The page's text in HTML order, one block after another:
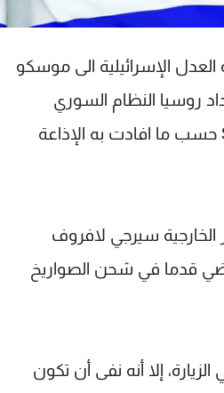
العدل الإسرائيلية الى موسكو
روسيا النظام السوري
بصواريخ من طراز S-300 حسب ما افادت به الإذاعة
الخارجية سيرجي لافروف
قدما في شحن الصواريخ
إلا أنه نفى أن تكون
وظائف
تواصل معنا